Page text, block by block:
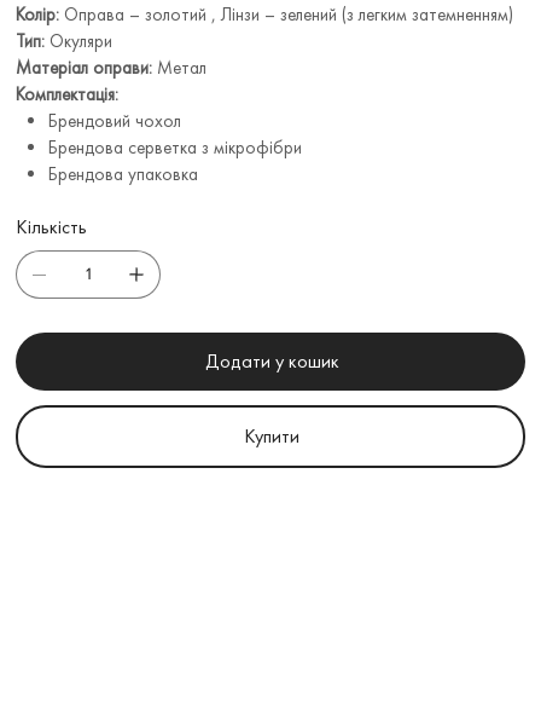
Колір: Оправа – золотий , Лінзи – зелений (з легким затемненням)
Тип: Окуляри
Матеріал оправи: Метал
Комплектація:
Брендовий чохол
Брендова серветка з мікрофібри
Брендова упаковка
Кількість
Додати у кошик
Купити